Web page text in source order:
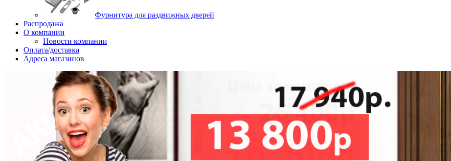
Фурнитура для раздвижных дверей
Распродажа
О компании
Новости компании
Оплата/доставка
Адреса магазинов